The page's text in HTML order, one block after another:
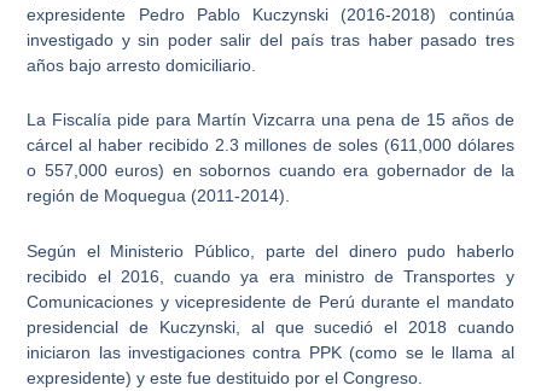
expresidente Pedro Pablo Kuczynski (2016-2018) continúa
investigado y sin poder salir del país tras haber pasado tres
años bajo arresto domiciliario.
La Fiscalía pide para Martín Vizcarra una pena de 15 años de
cárcel al haber recibido 2.3 millones de soles (611,000 dólares
o 557,000 euros) en sobornos cuando era gobernador de la
región de Moquegua (2011-2014).
Según el Ministerio Público, parte del dinero pudo haberlo
recibido el 2016, cuando ya era ministro de Transportes y
Comunicaciones y vicepresidente de Perú durante el mandato
presidencial de Kuczynski, al que sucedió el 2018 cuando
iniciaron las investigaciones contra PPK (como se le llama al
expresidente) y este fue destituido por el Congreso.